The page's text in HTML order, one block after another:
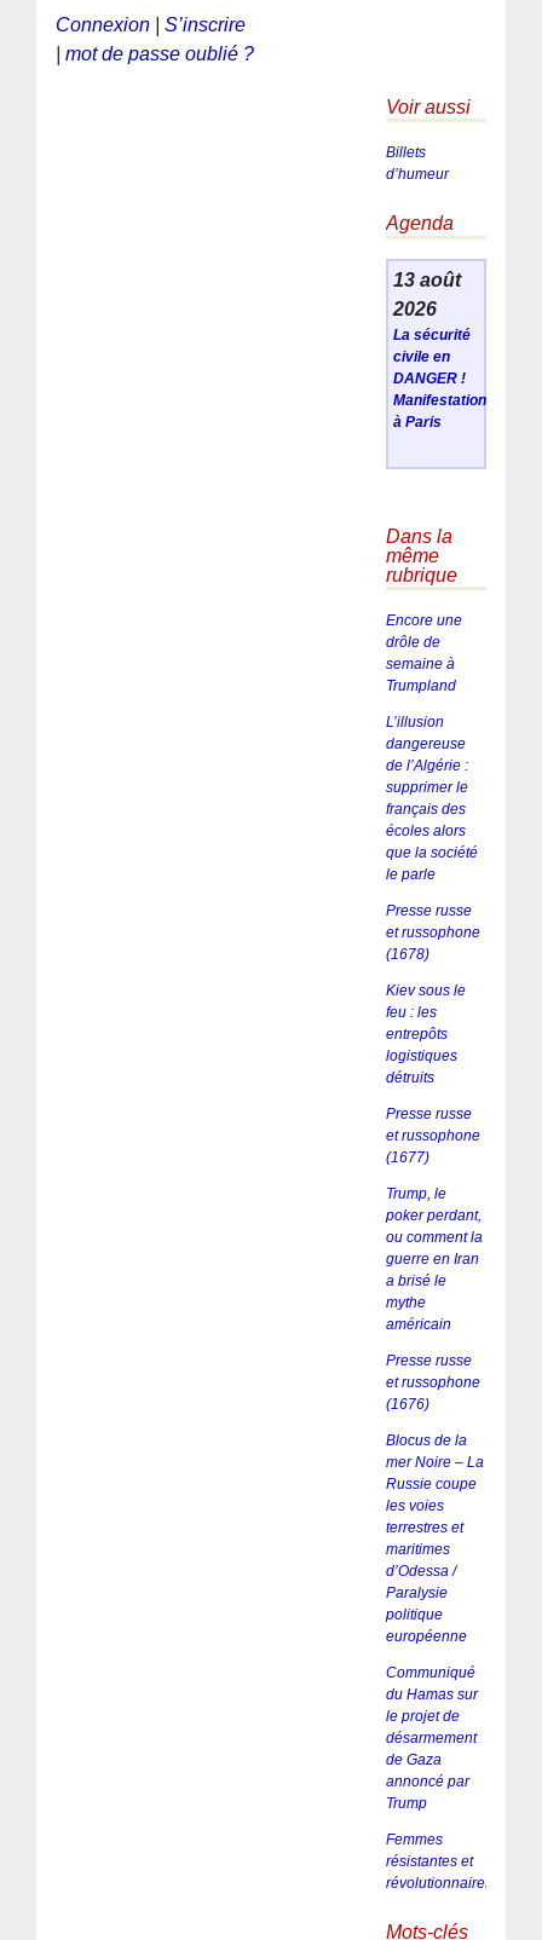
Connexion |S’inscrire
|mot de passe oublié ?
Voir aussi
Billets
d’humeur
Agenda
13 août
2026
La sécurité
civile en
DANGER !
Manifestation
à Paris
Dans la
même
rubrique
Encore une
drôle de
semaine à
Trumpland
L’illusion
dangereuse
de l’Algérie :
supprimer le
français des
écoles alors
que la société
le parle
Presse russe
et russophone
(1678)
Kiev sous le
feu : les
entrepôts
logistiques
détruits
Presse russe
et russophone
(1677)
Trump, le
poker perdant,
ou comment la
guerre en Iran
a brisé le
mythe
américain
Presse russe
et russophone
(1676)
Blocus de la
mer Noire – La
Russie coupe
les voies
terrestres et
maritimes
d’Odessa /
Paralysie
politique
européenne
Communiqué
du Hamas sur
le projet de
désarmement
de Gaza
annoncé par
Trump
Femmes
résistantes et
révolutionnaires
Mots-clés